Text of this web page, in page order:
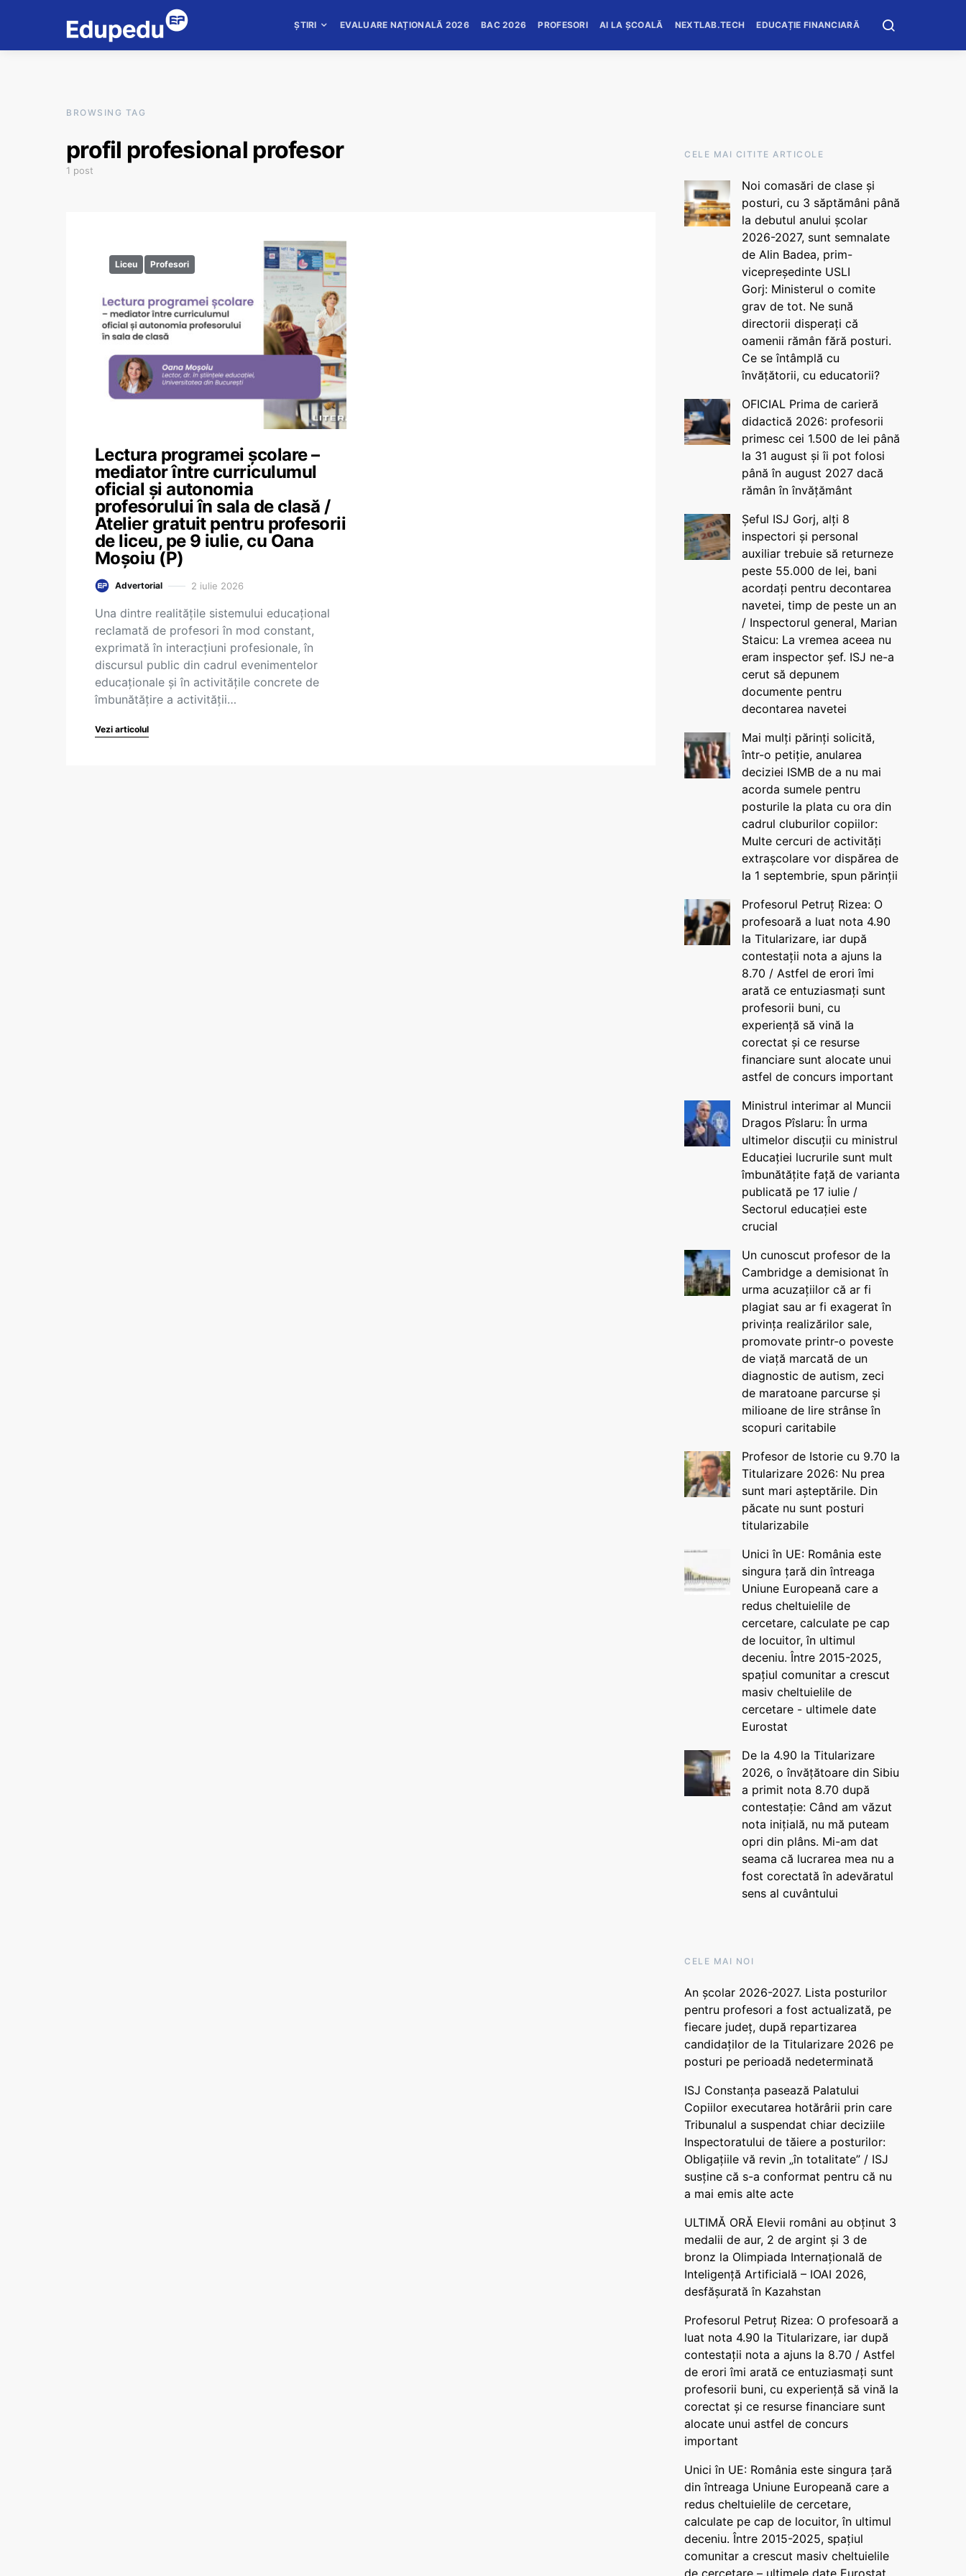
ȘTIRI EVALUARE NAȚIONALĂ 2026 BAC 2026 PROFESORI AI LA ȘCOALĂ NEXTLAB.TECH EDUCAȚIE FINANCIARĂ
BROWSING TAG
profil profesional profesor
1 post
Liceu Profesori
Lectura programei școlare –
mediator între curriculumul
oficial și autonomia
profesorului în sala de clasă /
Atelier gratuit pentru profesorii
de liceu, pe 9 iulie, cu Oana
Moșoiu (P)
Advertorial 2 iulie 2026
Una dintre realitățile sistemului educațional
reclamată de profesori în mod constant,
exprimată în interacțiuni profesionale, în
discursul public din cadrul evenimentelor
educaționale și în activitățile concrete de
îmbunătățire a activității…
Vezi articolul
CELE MAI CITITE ARTICOLE
Noi comasări de clase și
posturi, cu 3 săptămâni până
la debutul anului școlar
2026-2027, sunt semnalate
de Alin Badea, prim-
vicepreședinte USLI
Gorj: Ministerul o comite
grav de tot. Ne sună
directorii disperați că
oamenii rămân fără posturi.
Ce se întâmplă cu
învățătorii, cu educatorii?
OFICIAL Prima de carieră
didactică 2026: profesorii
primesc cei 1.500 de lei până
la 31 august și îi pot folosi
până în august 2027 dacă
rămân în învățământ
Șeful ISJ Gorj, alți 8
inspectori și personal
auxiliar trebuie să returneze
peste 55.000 de lei, bani
acordați pentru decontarea
navetei, timp de peste un an
/ Inspectorul general, Marian
Staicu: La vremea aceea nu
eram inspector șef. ISJ ne-a
cerut să depunem
documente pentru
decontarea navetei
Mai mulți părinți solicită,
într-o petiție, anularea
deciziei ISMB de a nu mai
acorda sumele pentru
posturile la plata cu ora din
cadrul cluburilor copiilor:
Multe cercuri de activități
extrașcolare vor dispărea de
la 1 septembrie, spun părinții
Profesorul Petruț Rizea: O
profesoară a luat nota 4.90
la Titularizare, iar după
contestații nota a ajuns la
8.70 / Astfel de erori îmi
arată ce entuziasmați sunt
profesorii buni, cu
experiență să vină la
corectat și ce resurse
financiare sunt alocate unui
astfel de concurs important
Ministrul interimar al Muncii
Dragos Pîslaru: În urma
ultimelor discuții cu ministrul
Educației lucrurile sunt mult
îmbunătățite față de varianta
publicată pe 17 iulie /
Sectorul educației este
crucial
Un cunoscut profesor de la
Cambridge a demisionat în
urma acuzațiilor că ar fi
plagiat sau ar fi exagerat în
privința realizărilor sale,
promovate printr-o poveste
de viață marcată de un
diagnostic de autism, zeci
de maratoane parcurse și
milioane de lire strânse în
scopuri caritabile
Profesor de Istorie cu 9.70 la
Titularizare 2026: Nu prea
sunt mari așteptările. Din
păcate nu sunt posturi
titularizabile
Unici în UE: România este
singura țară din întreaga
Uniune Europeană care a
redus cheltuielile de
cercetare, calculate pe cap
de locuitor, în ultimul
deceniu. Între 2015-2025,
spațiul comunitar a crescut
masiv cheltuielile de
cercetare - ultimele date
Eurostat
De la 4.90 la Titularizare
2026, o învățătoare din Sibiu
a primit nota 8.70 după
contestație: Când am văzut
nota inițială, nu mă puteam
opri din plâns. Mi-am dat
seama că lucrarea mea nu a
fost corectată în adevăratul
sens al cuvântului
CELE MAI NOI
An școlar 2026-2027. Lista posturilor
pentru profesori a fost actualizată, pe
fiecare județ, după repartizarea
candidaților de la Titularizare 2026 pe
posturi pe perioadă nedeterminată
ISJ Constanța pasează Palatului
Copiilor executarea hotărârii prin care
Tribunalul a suspendat chiar deciziile
Inspectoratului de tăiere a posturilor:
Obligațiile vă revin „în totalitate” / ISJ
susține că s-a conformat pentru că nu
a mai emis alte acte
ULTIMĂ ORĂ Elevii români au obținut 3
medalii de aur, 2 de argint și 3 de
bronz la Olimpiada Internațională de
Inteligență Artificială – IOAI 2026,
desfășurată în Kazahstan
Profesorul Petruț Rizea: O profesoară a
luat nota 4.90 la Titularizare, iar după
contestații nota a ajuns la 8.70 / Astfel
de erori îmi arată ce entuziasmați sunt
profesorii buni, cu experiență să vină la
corectat și ce resurse financiare sunt
alocate unui astfel de concurs
important
Unici în UE: România este singura țară
din întreaga Uniune Europeană care a
redus cheltuielile de cercetare,
calculate pe cap de locuitor, în ultimul
deceniu. Între 2015-2025, spațiul
comunitar a crescut masiv cheltuielile
de cercetare – ultimele date Eurostat